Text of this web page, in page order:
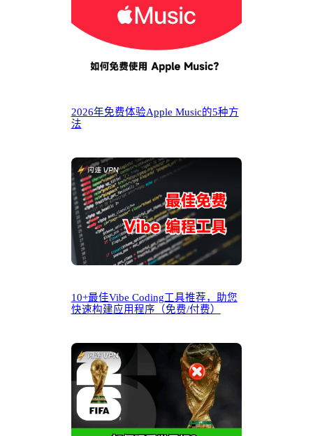
2026年免费体验Apple Music的5种方
法
10+最佳Vibe Coding工具推荐，助您
快速构建应用程序（免费/付费）